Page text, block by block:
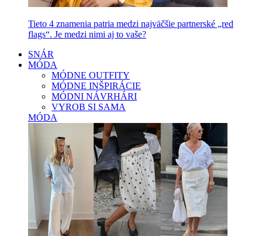
Tieto 4 znamenia patria medzi najväčšie partnerské „red
flags“. Je medzi nimi aj to vaše?
SNÁR
MÓDA
MÓDNE OUTFITY
MÓDNE INŠPIRÁCIE
MÓDNI NÁVRHÁRI
VYROB SI SAMA
MÓDA